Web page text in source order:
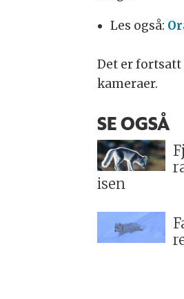
Les også:
Det er
kameraer.
SE OGSÅ
isen